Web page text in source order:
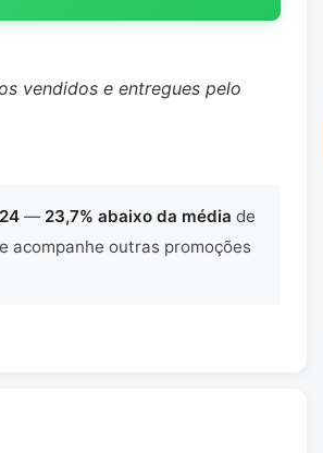
vendidos e entregues pelo
— 23,7% abaixo da média de
acompanhe outras promoções